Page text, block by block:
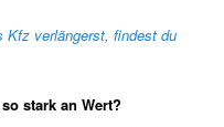
Kfz verlängerst, findest du
stark an Wert?